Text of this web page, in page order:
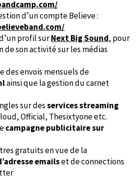
d’un compte Believe :
profil surNext Big Sound, pour
de son activité sur les médias
des envois mensuels de
ainsi que la gestion du carnet
sur desservices streaming
Official, Thesixtyone etc.
campagne publicitaire sur
gratuits en vue de la
emailset de connections